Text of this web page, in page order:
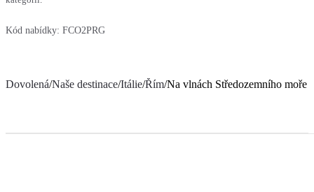
Kód nabídky: FCO2PRG
Dovolená/Naše destinace/Itálie/Řím/Na vlnách Středozemního moře